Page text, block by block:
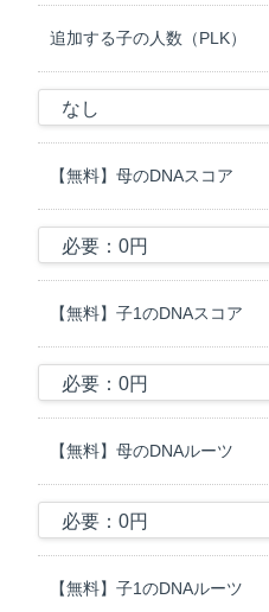
＜DNAスコアについて＞
含まれるDNA情報を分析し、健
な傾向と遺伝的な傾向を数値化
A）依頼人より提出された検体か
NGS法 (Next Generation
(SingleNucleotide
B）ヒト遺伝子に関する当社デー
3．検査の科学的な根拠
遺伝子検査結果は、米国
ます。ただし、その正確性につ
れる場合があります。
4．検査の精度について
A）検査は、被検者の疾患リスク
査ではありません。遺伝子検査
追加する子の人数（PLK）
【無料】母のDNAスコア
【無料】子1のDNAスコア
【無料】母のDNAルーツ
【無料】子1のDNAルーツ